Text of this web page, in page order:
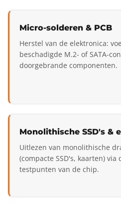
Micro-solderen & PCB
Herstel van de elektronica:
beschadigde M.2- of SATA-
doorgebrande componenten.
Monolithische SSD's &
Uitlezen van monolithische
(compacte SSD's, kaarten) via
testpunten van de chip.